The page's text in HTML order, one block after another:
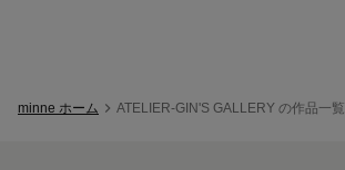
minne ホーム ATELIER-GIN'S GALLERY の作品一覧